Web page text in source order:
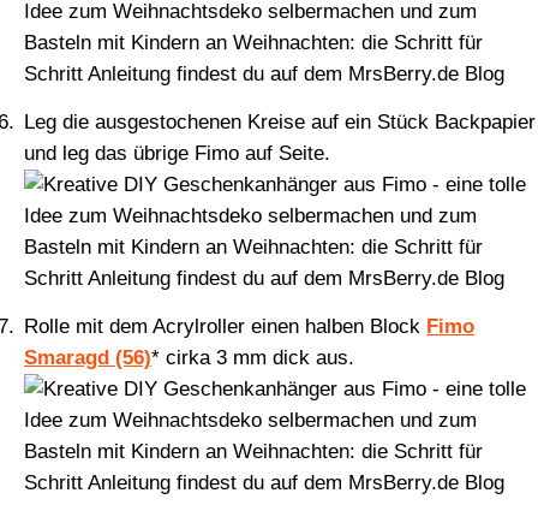
Leg die ausgestochenen Kreise auf ein Stück Backpapier
und leg das übrige Fimo auf Seite.
Rolle mit dem Acrylroller einen halben Block Fimo
Smaragd (56)* cirka 3 mm dick aus.